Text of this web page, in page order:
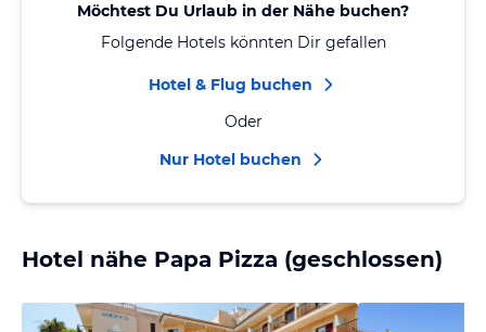
Möchtest Du Urlaub in der Nähe buchen?
Folgende Hotels könnten Dir gefallen
Hotel & Flug buchen
Oder
Nur Hotel buchen
Hotel nähe Papa Pizza (geschlossen)